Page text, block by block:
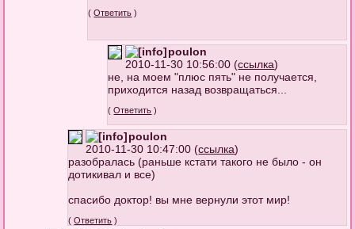
(Ответить )
poulon
2010-11-30 10:56:00 (ссылка)
не, на моем "плюс пять" не получается,
приходится назад возвращаться...
(Ответить )
poulon
2010-11-30 10:47:00 (ссылка)
разобралась (раньше кстати такого не было - он
дотикивал и все)
спасибо доктор! вы мне вернули этот мир!
(Ответить )